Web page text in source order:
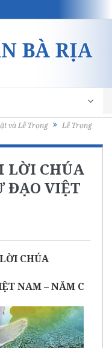
và Lễ Trọng Lễ Trọng
LỜI CHÚA
ĐẠO VIỆT
CHÚA
NAM – NĂM C